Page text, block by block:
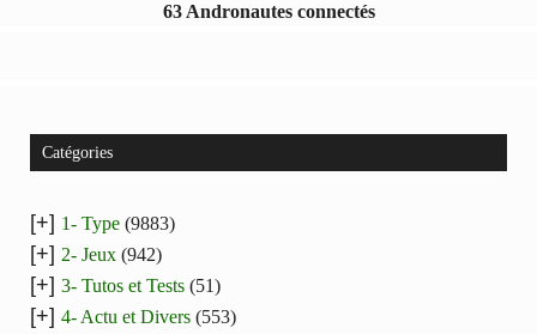
63 Andronautes connectés
Catégories
[+] 1- Type (9883)
[+] 2- Jeux (942)
[+] 3- Tutos et Tests (51)
[+] 4- Actu et Divers (553)